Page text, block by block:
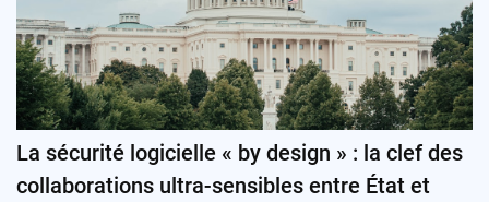
La sécurité logicielle « by design » : la clef des
collaborations ultra-sensibles entre État et